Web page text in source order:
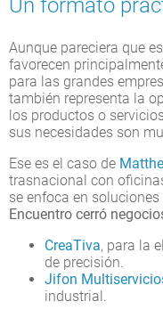
Un formato
Aunque pareciera que
favorecen
para las grandes
también representa la
los productos o
sus necesidades son
Ese es el caso de
trasnacional con
se enfoca en
Encuentro cerró
CreaTiva, para la
de precisión.
Jifon
industrial.